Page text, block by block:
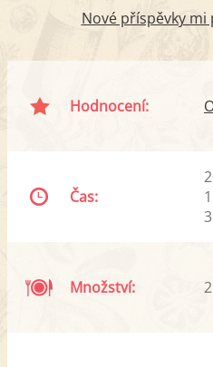
Nové příspěvky mi
Hodnocení:
Čas:
Množství: